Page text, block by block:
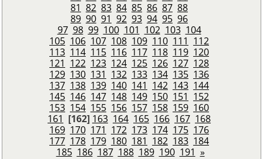
81 82 83 84 85 86 87 88
89 90 91 92 93 94 95 96
97 98 99 100 101 102 103 104
105 106 107 108 109 110 111 112
113 114 115 116 117 118 119 120
121 122 123 124 125 126 127 128
129 130 131 132 133 134 135 136
137 138 139 140 141 142 143 144
145 146 147 148 149 150 151 152
153 154 155 156 157 158 159 160
161 [162] 163 164 165 166 167 168
169 170 171 172 173 174 175 176
177 178 179 180 181 182 183 184
185 186 187 188 189 190 191 »